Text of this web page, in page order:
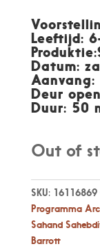
Leeftijd: 6
Produktie:
Datum:
Aanvang:
Deur open
Duur: 50
Out of
SKU: 16116869
Programma
Sahand
Barrott